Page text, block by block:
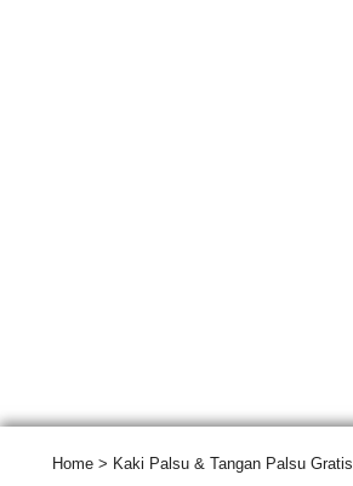
Home > Kaki Palsu & Tangan Palsu Gratis